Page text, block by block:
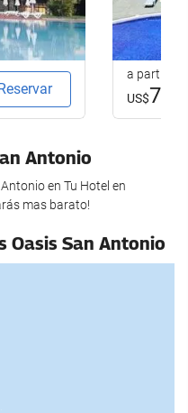
a partir de
US$79
Antonio
en Tu Hotel en
mas barato!
Oasis San Antonio